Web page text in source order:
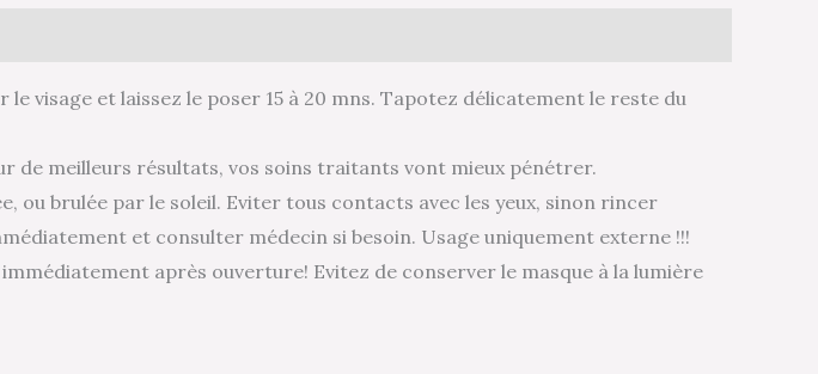
le visage et laissez le poser 15 à 20 mns. Tapotez délicatement le reste du
de meilleurs résultats, vos soins traitants vont mieux pénétrer.
ou brulée par le soleil. Eviter tous contacts avec les yeux, sinon rincer
et consulter médecin si besoin. Usage uniquement externe !!!
après ouverture! Evitez de conserver le masque à la lumière